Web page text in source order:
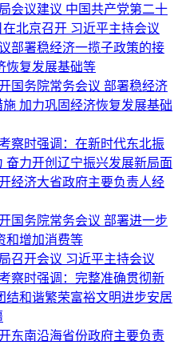
会议建议 中国共产党第二十
北京召开 习近平主持会议
部署稳经济一揽子政策的接
恢复发展基础等
国务院常务会议 部署稳经济
加力巩固经济恢复发展基础
察时强调：在新时代东北振
奋力开创辽宁振兴发展新局面
经济大省政府主要负责人经
国务院常务会议 部署进一步
和增加消费等
召开会议 习近平主持会议
察时强调：完整准确贯彻新
结和谐繁荣富裕文明进步安居
东南沿海省份政府主要负责